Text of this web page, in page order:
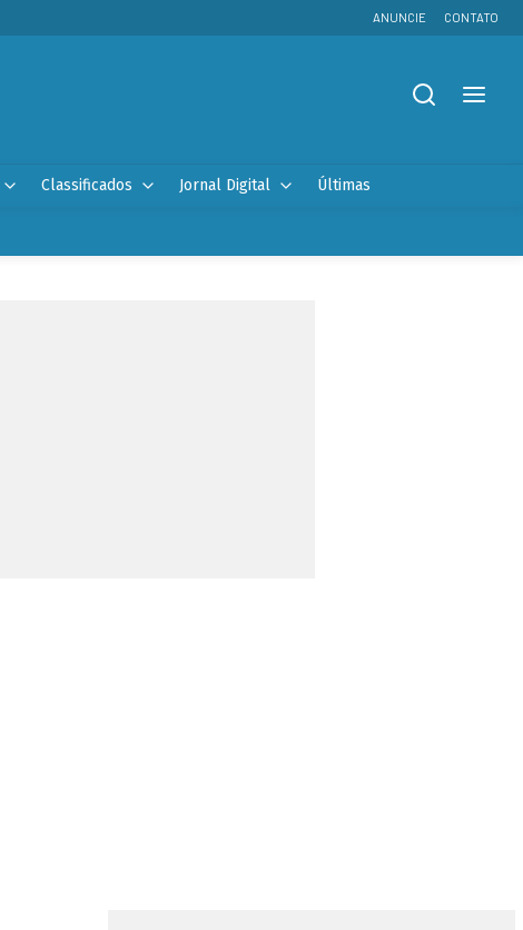
ANUNCIE CONTATO
Classificados Jornal Digital Últimas